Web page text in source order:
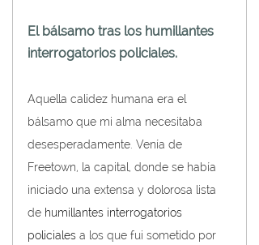
El bálsamo tras los humillantes
interrogatorios policiales.
Aquella calidez humana era el
bálsamo que mi alma necesitaba
desesperadamente. Venía de
Freetown, la capital, donde se había
iniciado una extensa y dolorosa lista
de humillantes interrogatorios
policiales a los que fui sometido por